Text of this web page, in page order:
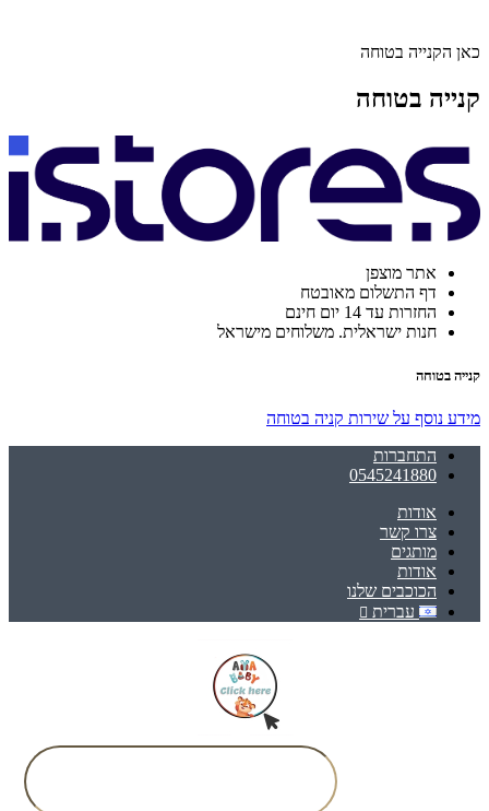
כאן הקנייה בטוחה
קנייה בטוחה
אתר מוצפן
דף התשלום מאובטח
החזרות עד 14 יום חינם
חנות ישראלית. משלוחים מישראל
קנייה בטוחה
מידע נוסף על שירות קניה בטוחה
התחברות
0545241880
אודות
צרו קשר
מותגים
אודות
הכוכבים שלנו
עברית